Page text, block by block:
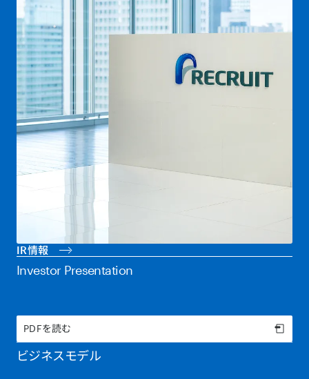
IR情報
Investor Presentation
PDFを読む
ビジネスモデル